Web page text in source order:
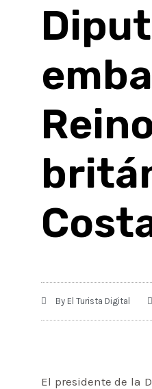
By El Turista Digital
El presidente de la